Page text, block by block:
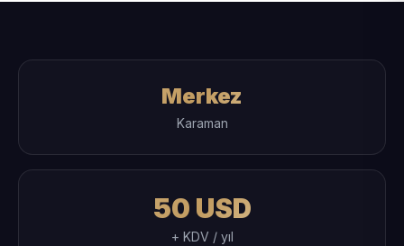
Merkez
Karaman
50 USD
+ KDV / yıl